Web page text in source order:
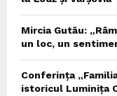
Mircia Gutău:
un loc, un
Conferința
istoricul Luminița